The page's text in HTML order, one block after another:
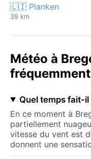
🇱🇮 Planken
39 km
Météo à
Quel temps fait-
En ce moment à
partiellement
vitesse du vent est
donnent une